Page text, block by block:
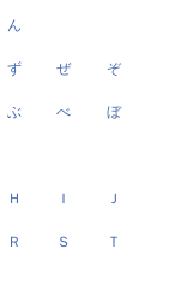
ん
ず ぜ ぞ
ぶ べ ぼ
Ｈ Ｉ Ｊ
Ｒ Ｓ Ｔ